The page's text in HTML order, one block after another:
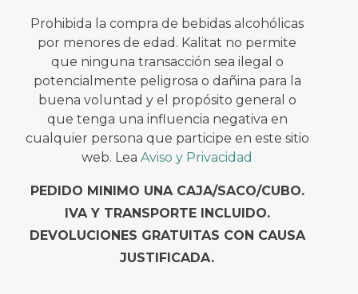
Prohibida la compra de bebidas alcohólicas
por menores de edad. Kalitat no permite
que ninguna transacción sea ilegal o
potencialmente peligrosa o dañina para la
buena voluntad y el propósito general o
que tenga una influencia negativa en
cualquier persona que participe en este sitio
web. Lea Aviso y Privacidad
PEDIDO MINIMO UNA CAJA/SACO/CUBO.
IVA Y TRANSPORTE INCLUIDO.
DEVOLUCIONES GRATUITAS CON CAUSA
JUSTIFICADA.